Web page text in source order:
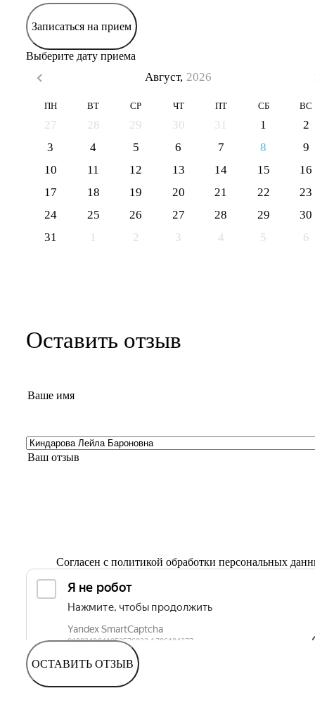
Записаться на прием
Выберите дату приема
Август, 2026
ПН ВТ СР ЧТ ПТ СБ ВС
27 28 29 30 31 1
2
3
4 5 6 7 8
9
10
11 12 13 14 15
16
17
18 19 20 21 22
23
24
25 26 27 28 29
30
31
1 2 3 4 5 6
Оставить отзыв
Согласен с политикой обработки персональных
ОСТАВИТЬ ОТЗЫВ